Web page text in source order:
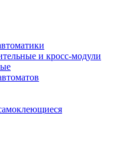
и кросс-модули